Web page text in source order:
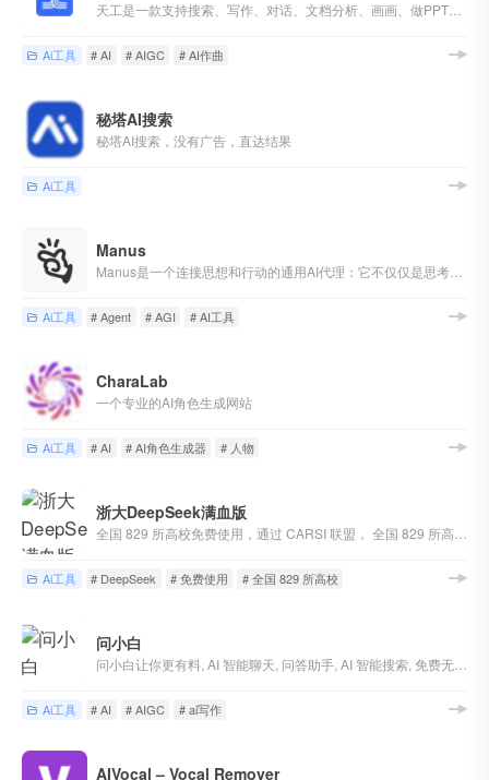
Ai工具 # AI # AIGC # AI作曲
秘塔AI搜索
秘塔AI搜索，没有广告，直达结果
Ai工具
Manus
Ai工具 # Agent # AGI # AI工具
CharaLab
一个专业的AI角色生成网站
Ai工具 # AI # AI角色生成器 # 人物
浙大DeepSeek满血版
Ai工具 # DeepSeek # 免费使用 # 全国 829 所高校
问小白
Ai工具 # AI # AIGC # ai写作
AIVocal – Vocal Remover